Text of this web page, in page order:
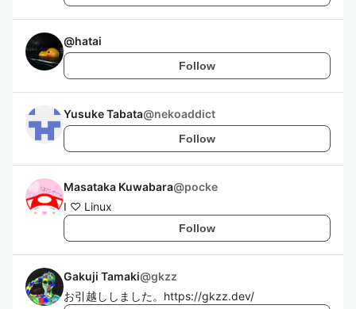
@hatai
Follow
Yusuke Tabata@nekoaddict
Follow
Masataka Kuwabara@pocke
I ♡ Linux
Follow
Gakuji Tamaki@gkzz
お引越ししました。https://gkzz.dev/